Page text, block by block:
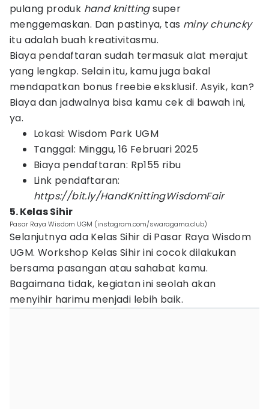
pulang produk hand knittingsuper
menggemaskan. Dan pastinya, tas miny chuncky
itu adalah buah kreativitasmu.
Biaya pendaftaran sudah termasuk alat merajut
yang lengkap. Selain itu, kamu juga bakal
mendapatkan bonus freebie eksklusif. Asyik, kan?
Biaya dan jadwalnya bisa kamu cek di bawah ini,
ya.
Lokasi: Wisdom Park UGM
Tanggal: Minggu, 16 Februari 2025
Biaya pendaftaran: Rp155 ribu
Link pendaftaran:
https://bit.ly/HandKnittingWisdomFair
5. Kelas Sihir
Pasar Raya Wisdom UGM (instagram.com/swaragama.club)
Selanjutnya ada Kelas Sihir di Pasar Raya Wisdom
UGM. Workshop Kelas Sihir ini cocok dilakukan
bersama pasangan atau sahabat kamu.
Bagaimana tidak, kegiatan ini seolah akan
menyihir harimu menjadi lebih baik.